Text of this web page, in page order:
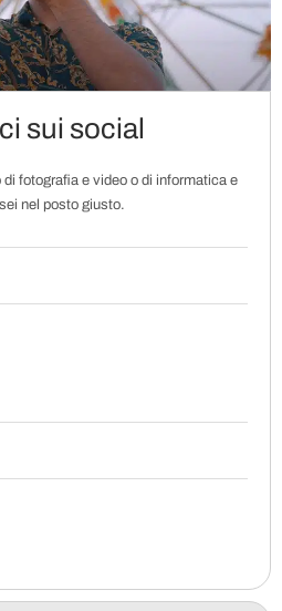
sui social
fotografia e video o di informatica e
nel posto giusto.